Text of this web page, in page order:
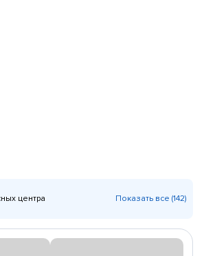
центра Показать все (142)